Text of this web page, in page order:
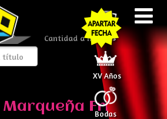
Todos
XV Años
Bodas
Cantidad a mostrar
Marqueña Frio